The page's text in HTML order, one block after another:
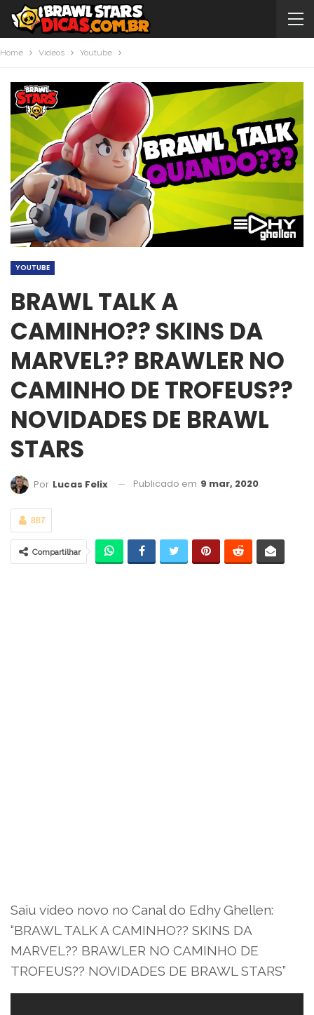
Home Videos Youtube
YOUTUBE
BRAWL TALK A
CAMINHO?? SKINS DA
MARVEL?? BRAWLER NO
CAMINHO DE TROFEUS??
NOVIDADES DE BRAWL
STARS
Por Lucas Felix Publicado em 9 mar, 2020
887
Compartilhar
Saiu vídeo novo no Canal do Edhy Ghellen:
“BRAWL TALK A CAMINHO?? SKINS DA
MARVEL?? BRAWLER NO CAMINHO DE
TROFEUS?? NOVIDADES DE BRAWL STARS”